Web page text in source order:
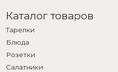
Каталог товаров
Тарелки
Блюда
Розетки
Салатники